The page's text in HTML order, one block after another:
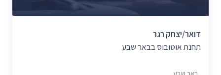
דואר/יצחק רגר
תחנת אוטובוס בבאר שבע